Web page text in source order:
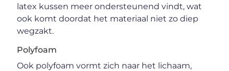
latex kussen meer ondersteunend vindt, wat
ook komt doordat het materiaal niet zo diep
wegzakt.
Polyfoam
Ook polyfoam vormt zich naar het lichaam,